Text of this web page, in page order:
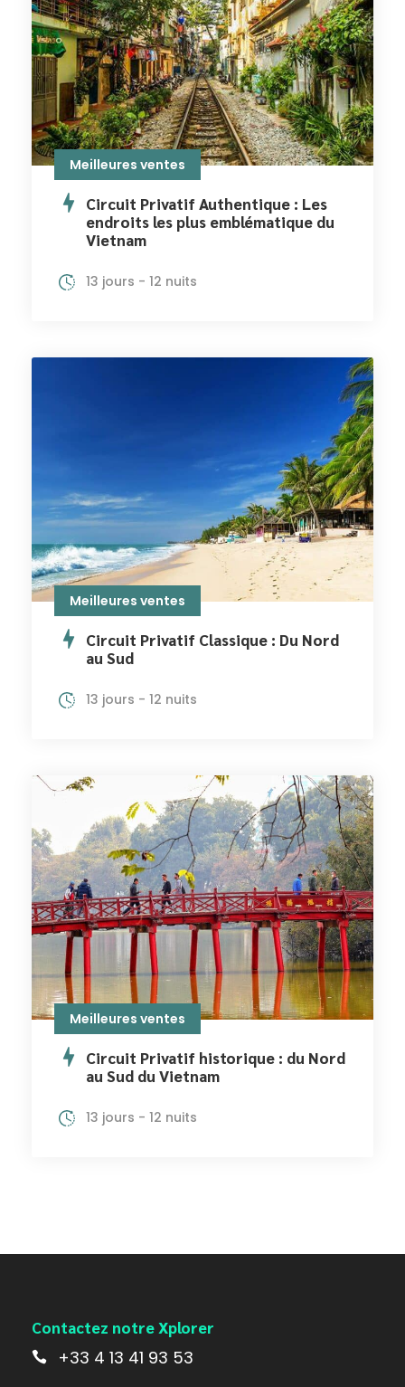
Meilleures ventes
Circuit Privatif Authentique : Les
endroits les plus emblématique du
Vietnam
13 jours - 12 nuits
Meilleures ventes
Circuit Privatif Classique : Du Nord
au Sud
13 jours - 12 nuits
Meilleures ventes
Circuit Privatif historique : du Nord
au Sud du Vietnam
13 jours - 12 nuits
Contactez notre Xplorer
+33 4 13 41 93 53